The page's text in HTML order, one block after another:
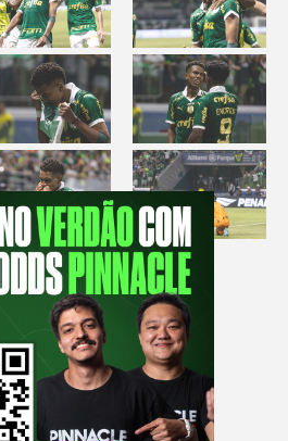
@CortesPodPorco
em Campo: